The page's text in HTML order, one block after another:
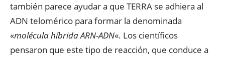
también parece ayudar a que TERRA se adhiera al
ADN telomérico para formar la denominada
«molécula híbrida ARN-ADN«. Los científicos
pensaron que este tipo de reacción, que conduce a